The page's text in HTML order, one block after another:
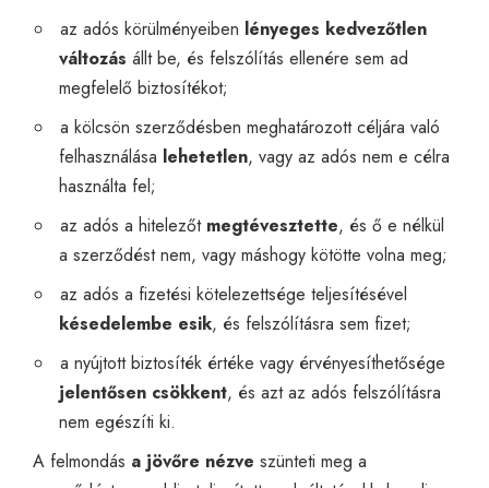
az adós körülményeiben lényeges kedvezőtlen
változás állt be, és felszólítás ellenére sem ad
megfelelő biztosítékot;
a kölcsön szerződésben meghatározott céljára való
felhasználása lehetetlen, vagy az adós nem e célra
használta fel;
az adós a hitelezőt megtévesztette, és ő e nélkül
a szerződést nem, vagy máshogy kötötte volna meg;
az adós a fizetési kötelezettsége teljesítésével
késedelembe esik, és felszólításra sem fizet;
a nyújtott biztosíték értéke vagy érvényesíthetősége
jelentősen csökkent, és azt az adós felszólításra
nem egészíti ki.
A felmondás a jövőre nézve szünteti meg a